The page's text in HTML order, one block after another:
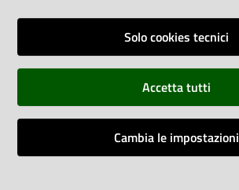
Mappa del sito
Dichiarazione di accessibilità
Monitoraggio accessi al sito
Solo cookies tecnici
Accetta tutti
Cambia le impostazioni